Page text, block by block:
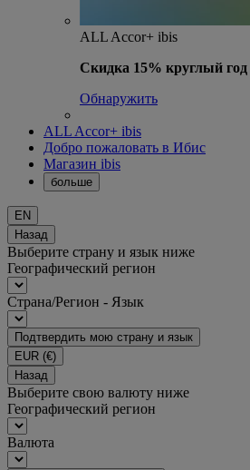
ALL Accor+ ibis
Скидка 15% круглый год
Обнаружить
ALL Accor+ ibis
Добро пожаловать в Ибис
Магазин ibis
больше
EN
Назад
Выберите страну и язык ниже
Географический регион
Страна/Регион - Язык
Подтвердить мою страну и язык
EUR (€)
Назад
Выберите свою валюту ниже
Географический регион
Валюта